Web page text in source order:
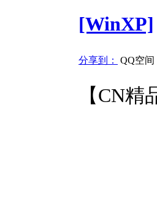
[WinXP]
分享到： QQ空间
【CN